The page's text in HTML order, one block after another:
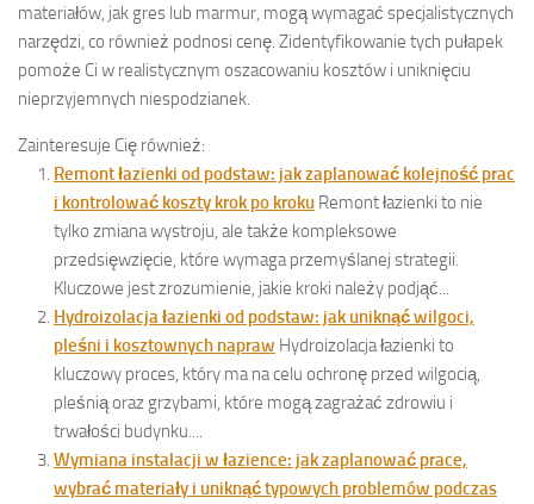
materiałów, jak gres lub marmur, mogą wymagać specjalistycznych
narzędzi, co również podnosi cenę. Zidentyfikowanie tych pułapek
pomoże Ci w realistycznym oszacowaniu kosztów i uniknięciu
nieprzyjemnych niespodzianek.
Zainteresuje Cię również:
Remont łazienki od podstaw: jak zaplanować kolejność prac
i kontrolować koszty krok po kroku Remont łazienki to nie
tylko zmiana wystroju, ale także kompleksowe
przedsięwzięcie, które wymaga przemyślanej strategii.
Kluczowe jest zrozumienie, jakie kroki należy podjąć...
Hydroizolacja łazienki od podstaw: jak uniknąć wilgoci,
pleśni i kosztownych napraw Hydroizolacja łazienki to
kluczowy proces, który ma na celu ochronę przed wilgocią,
pleśnią oraz grzybami, które mogą zagrażać zdrowiu i
trwałości budynku....
Wymiana instalacji w łazience: jak zaplanować prace,
wybrać materiały i uniknąć typowych problemów podczas